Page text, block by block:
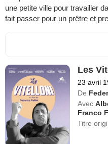
une petite ville pour travailler
fait passer pour un prêtre et
Les
23 avril
De
Avec
Franco
Titre